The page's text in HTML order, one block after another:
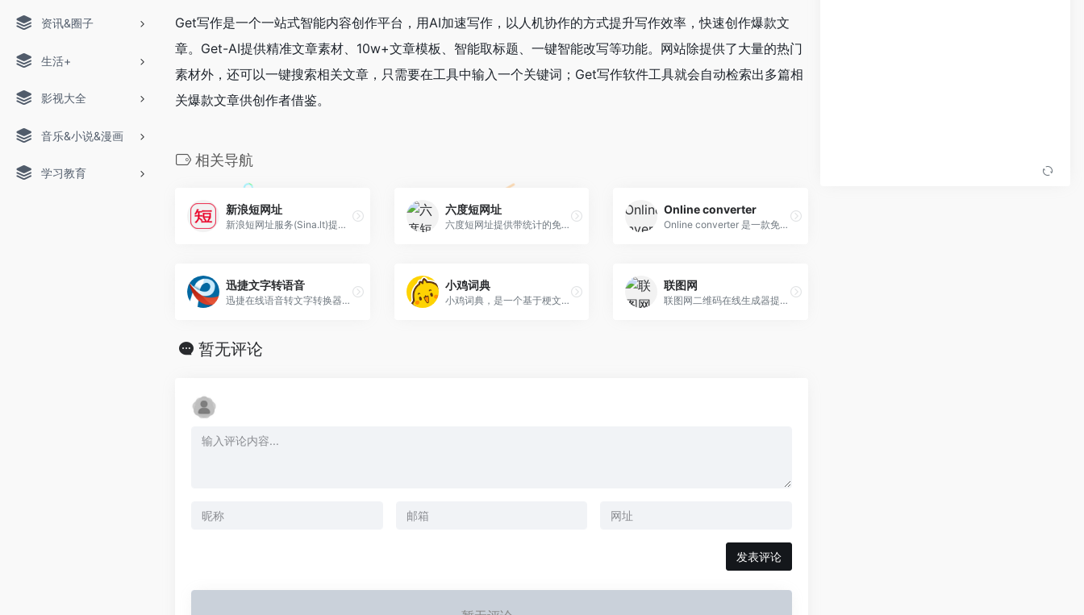
资讯&圈子
生活+
影视大全
音乐&小说&漫画
学习教育
Get写作是一个一站式智能内容创作平台，用AI加速写作，以人机协作的方式提升写作效率，快速创作爆款文
章。Get-AI提供精准文章素材、10w+文章模板、智能取标题、一键智能改写等功能。网站除提供了大量的热门
素材外，还可以一键搜索相关文章，只需要在工具中输入一个关键词；Get写作软件工具就会自动检索出多篇相
关爆款文章供创作者借鉴。
相关导航
新浪短网址
新浪短网址服务(Sina.lt)提供短网址服务，新浪短网址链接在线生成器帮用户把冗长的URL地址缩短成8个字符以内的短网址
六度短网址
六度短网址提供带统计的免费短网址,短链接生成,短网址程序,短网址服务,短网址转换,短网址还原,淘宝网址压缩…同时六度短网址是电商精细化运营利器，为店铺、商品、活动页…
Online converter
Online converter 是一款免费在线格式转换工具，支持包括图片、视频、文档、音乐、电子书、压缩包等在内的 80 多种格式，简单快捷，访问Online converter官网打开即可使用。
迅捷文字转语音
迅捷在线语音转文字转换器官网提供文字转语音、语音转文字等语音识别功能,支持的格式包括MP3、M4A、AAC、FLAC、APE、WAV等,迅捷文字转语音软件简单实用
小鸡词典
小鸡词典，是一个基于梗文化的娱乐科普社区。在这里可以紧跟网络热梗，发现新鲜爆笑梗图，遇到不懂的梗还可以快速查询含义。小鸡词典日常更新有趣的网络用语，小鸡词典是网上
联图网
联图网二维码在线生成器提供免费的在线二维码生成服务，可以把电子名片、文本、wifi网络、电子邮件、短信、电话号码、网址等信息生成对应的二维码图片。联图网2012年…
暂无评论